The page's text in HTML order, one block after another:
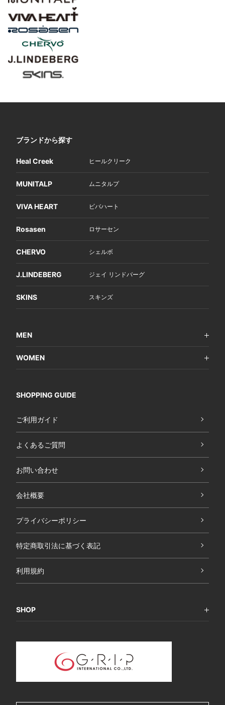
ブランドから探す
Heal Creek ヒールクリーク
MUNITALP ムニタルプ
VIVA HEART ビバハート
Rosasen ロサーセン
CHERVO シェルボ
J.LINDEBERG ジェイ リンドバーグ
SKINS スキンズ
MEN
WOMEN
SHOPPING GUIDE
ご利用ガイド
よくあるご質問
お問い合わせ
会社概要
プライバシーポリシー
特定商取引法に基づく表記
利用規約
SHOP